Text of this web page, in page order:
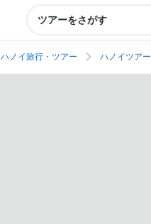
ツアーをさがす
ハノイ旅行・ツアー ハノイツアー